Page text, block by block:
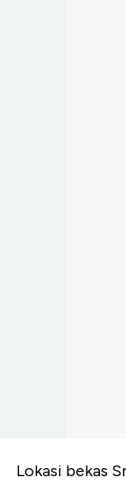
Lokasi bekas